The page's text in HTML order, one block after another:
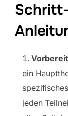
ein
jeden